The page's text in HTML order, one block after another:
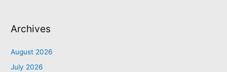
Archives
August 2026
July 2026